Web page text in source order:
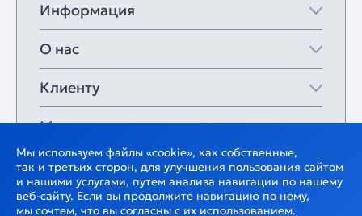
Информация
О нас
Клиенту
Мои закладки
Мы используем файлы «cookie», как собственные,
так и третьих сторон, для улучшения пользования сайтом
и нашими услугами, путем анализа навигации по нашему
веб-сайту. Если вы продолжите навигацию по нему,
мы сочтем, что вы согласны с их использованием.